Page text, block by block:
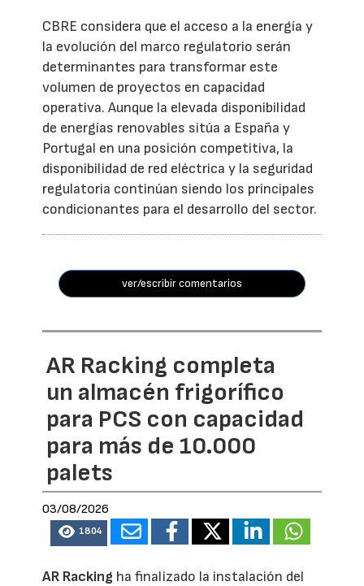
CBRE considera que el acceso a la energía y
la evolución del marco regulatorio serán
determinantes para transformar este
volumen de proyectos en capacidad
operativa. Aunque la elevada disponibilidad
de energías renovables sitúa a España y
Portugal en una posición competitiva, la
disponibilidad de red eléctrica y la seguridad
regulatoria continúan siendo los principales
condicionantes para el desarrollo del sector.
ver/escribir comentarios
AR Racking completa
un almacén frigorífico
para PCS con capacidad
para más de 10.000
palets
03/08/2026
1804
AR Racking ha finalizado la instalación del